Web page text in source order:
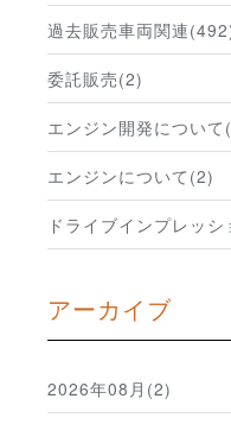
過去販売車両関連
委託販売(2)
エンジン開発について
エンジンについて(2)
ドライブインプレッ
アーカイブ
2026年08月(2)